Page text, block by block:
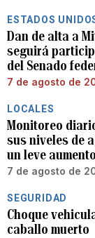
ESTADOS
Dan de alta a
seguirá
del Senado
7 de agosto de
LOCALES
Monitoreo
sus niveles de
un leve aumento
7 de agosto de
SEGURIDAD
Choque
caballo muerto